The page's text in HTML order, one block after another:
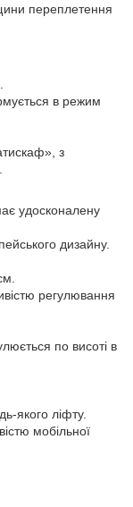
переплетення
в режим
з
удосконалену
дизайну.
регулювання
по висоті в
якого ліфту.
мобільної